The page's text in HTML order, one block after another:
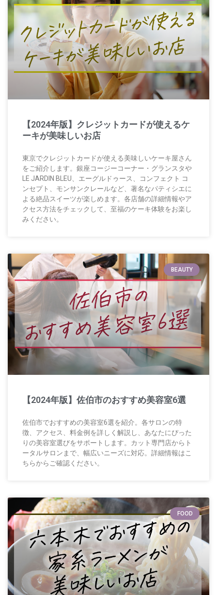
【2024年版】クレジットカードが使えるケ
ーキが美味しいお店
東京でクレジットカードが使える美味しいケーキ屋さん
をご紹介します。銀座コージーコーナー・グランスタや
LE JARDIN BLEU、エーグルドゥース、コンフェクト コ
ンセプト、モンサンクレールなど、著名なパティシエに
よる絶品スイーツが楽しめます。各店舗の詳細情報やア
クセス方法をチェックして、至福のケーキ体験をお楽し
みください。
BEAUTY
【2024年版】佐伯市のおすすめ美容室6選
佐伯市でおすすめの美容室6選を紹介。各サロンの特
徴、アクセス、料金例を詳しく解説し、あなたにぴった
りの美容室選びをサポートします。カット専門店からト
ータルサロンまで、幅広いニーズに対応。詳細情報はこ
ちらからご確認ください。
FOOD